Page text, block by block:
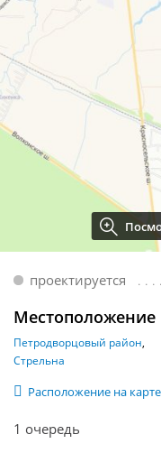
проектируется
Местоположение
Петродворцовый район
Стрельна
Расположение на карте
1 очередь